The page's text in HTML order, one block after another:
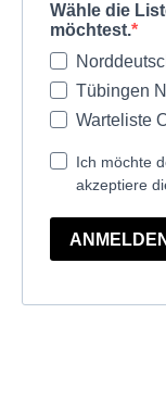
Wähle die
möchtest.
Tübingen
Warteliste
Ich möchte
akzeptiere
ANMELDEN